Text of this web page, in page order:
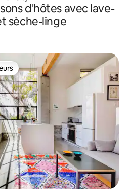
d'hôtes avec lave-
sèche-linge
les plus appréciés